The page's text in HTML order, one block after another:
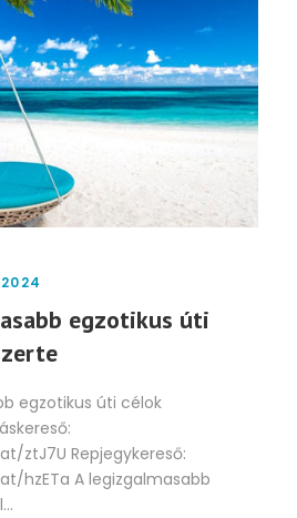
egzotikus úti
egzotikus úti célok
ztJ7U Repjegykereső:
hzETa A legizgalmasabb